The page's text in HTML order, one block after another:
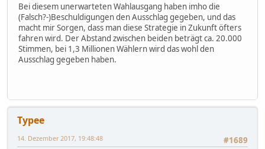
Bei diesem unerwarteten Wahlausgang haben imho die
(Falsch?-)Beschuldigungen den Ausschlag gegeben, und das
macht mir Sorgen, dass man diese Strategie in Zukunft öfters
fahren wird. Der Abstand zwischen beiden beträgt ca. 20.000
Stimmen, bei 1,3 Millionen Wählern wird das wohl den
Ausschlag gegeben haben.
Typee
#1689
14. Dezember 2017, 19:48:48